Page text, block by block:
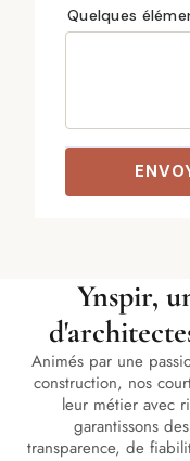
Ynspir,
Animés par une
construction, nos
leur métier avec
garantissons
transparence, de